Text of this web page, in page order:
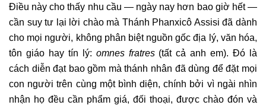
Điều này cho thấy nhu cầu — ngày nay hơn bao giờ hết —
cần suy tư lại lời chào mà Thánh Phanxicô Assisi đã dành
cho mọi người, không phân biệt nguồn gốc địa lý, văn hóa,
tôn giáo hay tín lý: omnes fratres(tất cả anh em). Đó là
cách diễn đạt bao gồm mà thánh nhân đã dùng để đặt mọi
con người trên cùng một bình diện, chính bởi vì ngài nhìn
nhận họ đều cần phẩm giá, đối thoại, được chào đón và